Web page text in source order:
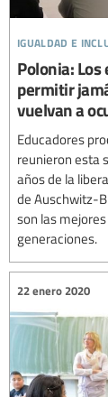
igualdad e
Polonia:
permitir
vuelvan a
Educadores
reunieron esta
años de la
de Auschwitz-
son las
generaciones.
22 enero 2020